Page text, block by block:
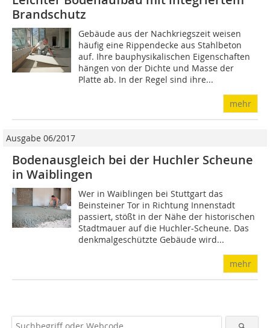
Brandschutz
Gebäude aus der Nachkriegszeit weisen
häufig eine Rippendecke aus Stahlbeton
auf. Ihre bauphysikalischen Eigenschaften
hängen von der Dichte und Masse der
Platte ab. In der Regel sind ihre...
mehr
Ausgabe 06/2017
Bodenausgleich bei der Huchler Scheune
in Waiblingen
Wer in Waiblingen bei Stuttgart das
Beinsteiner Tor in Richtung Innenstadt
passiert, stößt in der Nähe der historischen
Stadtmauer auf die Huchler-Scheune. Das
denkmalgeschützte Gebäude wird...
mehr